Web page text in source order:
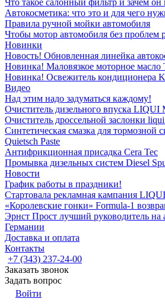
Что такое салонный фильтр и зачем
Автокосметика: что это и для чего
Правила ручной мойки автомобиля
Чтобы мотор автомобиля без проблем
Новинки
Новость! Обновленная линейка
Новинка! Маловязкое моторное масло
Новинка! Освежитель кондиционера
Видео
Над этим надо задуматься каждому!
Очиститель дизельного впуска LIQUI
Очиститель дроссельной заслонки
Синтетическая смазка для тормозной
Quietsch Paste
Антифрикционная присадка Cera Tec
Промывка дизельных систем Diesel
Новости
График работы в праздники!
Стартовала рекламная кампания
«Королевские гонки» Formula-1
Эрнст Прост лучший руководитель
Германии
Доставка и оплата
Контакты
+7 (343) 237-24-00
Заказать звонок
Задать вопрос
Войти